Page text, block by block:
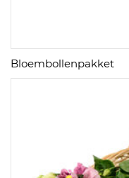
Bloembollenpakket